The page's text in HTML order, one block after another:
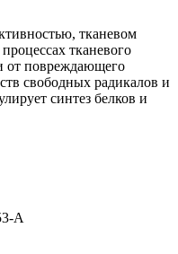
тканевом
тканевого
от повреждающего
свободных радикалов и
синтез белков и
А